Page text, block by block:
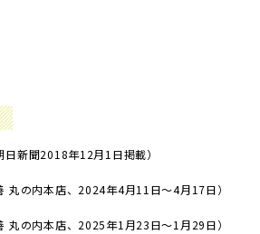
新聞2018年12月1日掲載）
丸の内本店、2024年4月11日～4月17日）
丸の内本店、2025年1月23日～1月29日）